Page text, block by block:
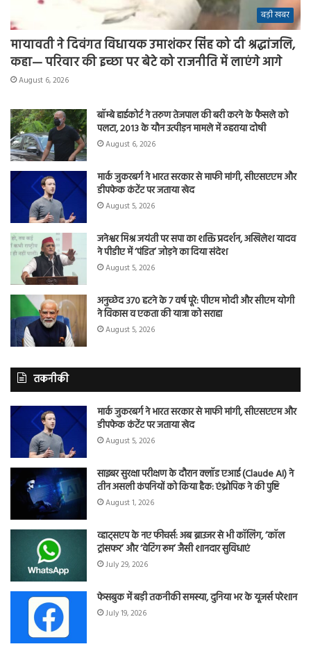
बड़ी खबर
मायावती ने दिवंगत विधायक उमाशंकर सिंह को दी श्रद्धांजलि,
कहा— परिवार की इच्छा पर बेटे को राजनीति में लाएंगे आगे
August 6, 2026
बॉम्बे हाईकोर्ट ने तरुण तेजपाल की बरी करने के फैसले को
पलटा, 2013 के यौन उत्पीड़न मामले में ठहराया दोषी
August 6, 2026
मार्क जुकरबर्ग ने भारत सरकार से माफी मांगी, सीएसएएम और
डीपफेक कंटेंट पर जताया खेद
August 5, 2026
जनेश्वर मिश्र जयंती पर सपा का शक्ति प्रदर्शन, अखिलेश यादव
ने पीडीए में ‘पंडित’ जोड़ने का दिया संदेश
August 5, 2026
अनुच्छेद 370 हटने के 7 वर्ष पूरे: पीएम मोदी और सीएम योगी
ने विकास व एकता की यात्रा को सराहा
August 5, 2026
तकनीकी
मार्क जुकरबर्ग ने भारत सरकार से माफी मांगी, सीएसएएम और
डीपफेक कंटेंट पर जताया खेद
August 5, 2026
साइबर सुरक्षा परीक्षण के दौरान क्लॉड एआई (Claude AI) ने
तीन असली कंपनियों को किया हैक: एंथ्रोपिक ने की पुष्टि
August 1, 2026
व्हाट्सएप के नए फीचर्स: अब ब्राउजर से भी कॉलिंग, ‘कॉल
ट्रांसफर’ और ‘वेटिंग रूम’ जैसी शानदार सुविधाएं
July 29, 2026
फेसबुक में बड़ी तकनीकी समस्या, दुनिया भर के यूजर्स परेशान
July 19, 2026